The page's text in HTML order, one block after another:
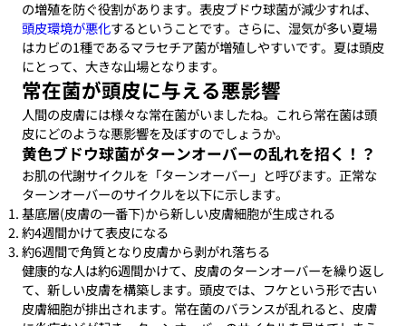
の増殖を防ぐ役割があります。表皮ブドウ球菌が減少すれば、
頭皮環境が悪化するということです。さらに、湿気が多い夏場
はカビの1種であるマラセチア菌が増殖しやすいです。夏は頭皮
にとって、大きな山場となります。
常在菌が頭皮に与える悪影響
人間の皮膚には様々な常在菌がいましたね。これら常在菌は頭
皮にどのような悪影響を及ぼすのでしょうか。
黄色ブドウ球菌がターンオーバーの乱れを招く！？
お肌の代謝サイクルを「ターンオーバー」と呼びます。正常な
ターンオーバーのサイクルを以下に示します。
基底層(皮膚の一番下)から新しい皮膚細胞が生成される
約4週間かけて表皮になる
約6週間で角質となり皮膚から剥がれ落ちる
健康的な人は約6週間かけて、皮膚のターンオーバーを繰り返し
て、新しい皮膚を構築します。頭皮では、フケという形で古い
皮膚細胞が排出されます。常在菌のバランスが乱れると、皮膚